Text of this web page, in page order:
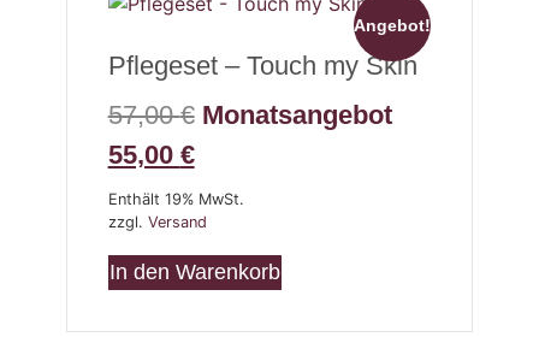
Angebot!
Pflegeset – Touch my Skin
57,00€ Monatsangebot
55,00 €
Enthält 19% MwSt.
zzgl. Versand
In den Warenkorb